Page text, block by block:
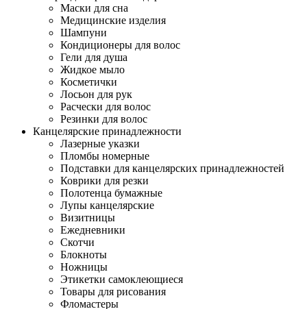
Маски для сна
Медицинские изделия
Шампуни
Кондиционеры для волос
Гели для душа
Жидкое мыло
Косметички
Лосьон для рук
Расчески для волос
Резинки для волос
Канцелярские принадлежности
Лазерные указки
Пломбы номерные
Подставки для канцелярских принадлежностей
Коврики для резки
Полотенца бумажные
Лупы канцелярские
Визитницы
Ежедневники
Скотчи
Блокноты
Ножницы
Этикетки самоклеющиеся
Товары для рисования
Фломастеры